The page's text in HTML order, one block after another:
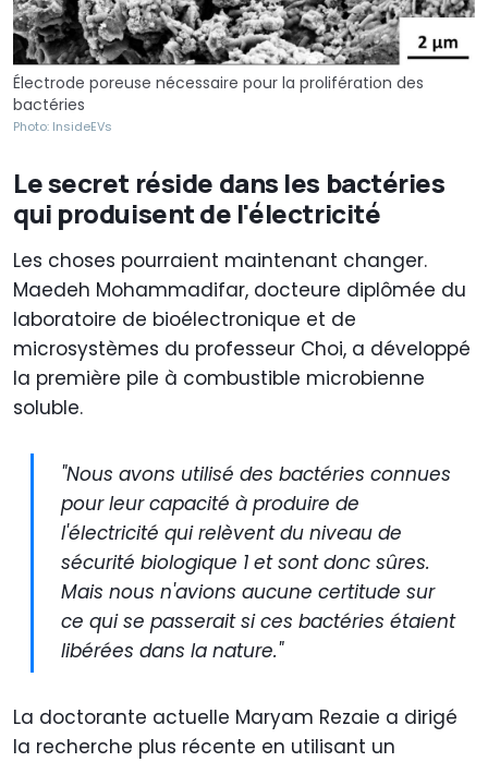
Électrode poreuse nécessaire pour la prolifération des
bactéries
Photo: InsideEVs
Le secret réside dans les bactéries
qui produisent de l'électricité
Les choses pourraient maintenant changer.
Maedeh Mohammadifar, docteure diplômée du
laboratoire de bioélectronique et de
microsystèmes du professeur Choi, a développé
la première pile à combustible microbienne
soluble.
"Nous avons utilisé des bactéries connues
pour leur capacité à produire de
l'électricité qui relèvent du niveau de
sécurité biologique 1 et sont donc sûres.
Mais nous n'avions aucune certitude sur
ce qui se passerait si ces bactéries étaient
libérées dans la nature."
La doctorante actuelle Maryam Rezaie a dirigé
la recherche plus récente en utilisant un